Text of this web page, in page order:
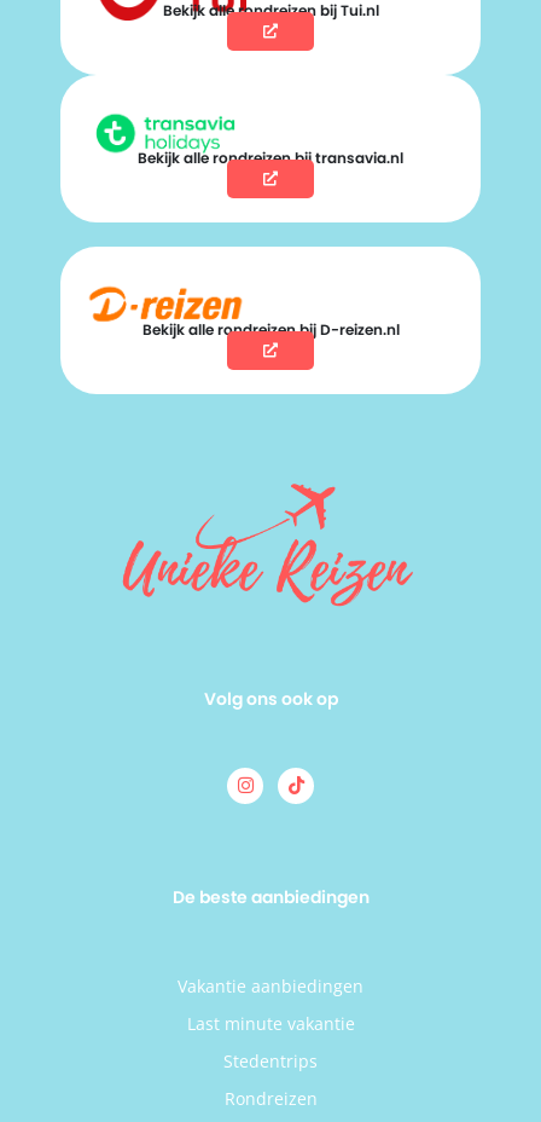
Bekijk alle rondreizen bij Tui.nl
Bekijk alle rondreizen bij transavia.nl
Bekijk alle rondreizen bij D-reizen.nl
Volg ons ook op
De beste aanbiedingen
Vakantie aanbiedingen
Last minute vakantie
Stedentrips
Rondreizen